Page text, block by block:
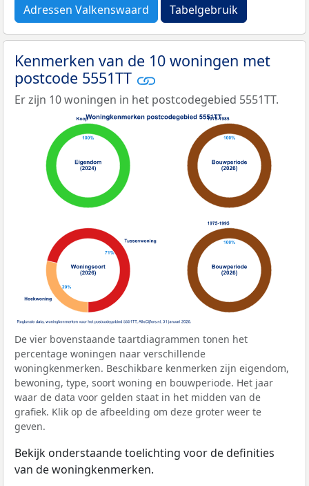
Adressen Valkenswaard Tabelgebruik
Kenmerken van de 10 woningen met
postcode 5551TT
Er zijn 10 woningen in het postcodegebied 5551TT.
De vier bovenstaande taartdiagrammen tonen het
percentage woningen naar verschillende
woningkenmerken. Beschikbare kenmerken zijn eigendom,
bewoning, type, soort woning en bouwperiode. Het jaar
waar de data voor gelden staat in het midden van de
grafiek. Klik op de afbeelding om deze groter weer te
geven.
Bekijk onderstaande toelichting voor de definities
van de woningkenmerken.